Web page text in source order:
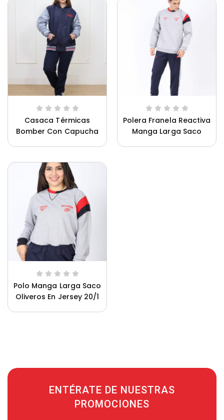
Casaca Térmicas
Bomber Con Capucha
Polera Franela Reactiva
Manga Larga Saco
Polo Manga Larga Saco
Oliveros En Jersey 20/1
ENTÉRATE DE NUESTRAS
PROMOCIONES